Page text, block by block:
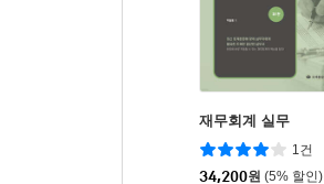
재무회계 실무
1건
34,200원 (5% 할인)